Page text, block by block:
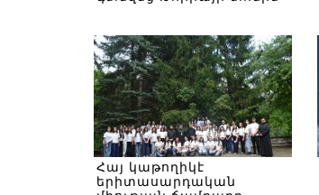
Հայ կաթողիկէ
երիտասարդական